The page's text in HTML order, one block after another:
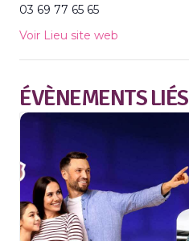
03 69 77 65 65
Voir Lieu site web
ÉVÈNEMENTS LIÉS